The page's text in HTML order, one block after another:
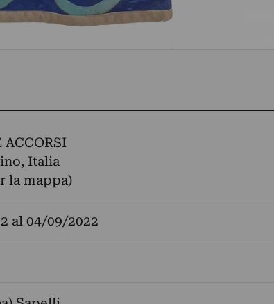
ACCORSI
Italia
la mappa)
al 04/09/2022